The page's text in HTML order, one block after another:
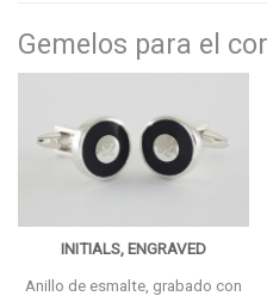
Gemelos para el
INITIALS, ENGRAVED
Anillo de esmalte, grabado con